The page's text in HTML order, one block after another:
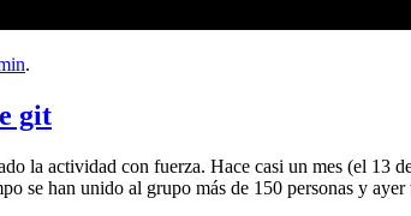
.
git
la actividad con fuerza. Hace casi un mes (el 13
se han unido al grupo más de 150 personas y